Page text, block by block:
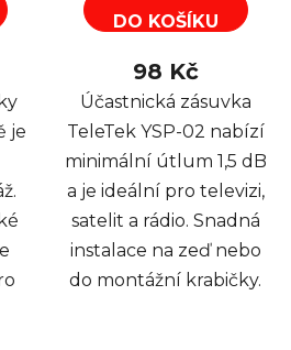
je
DO KOŠÍKU
98 Kč
Účastnická zásuvka
TeleTek YSP-02 nabízí
minimální útlum 1,5 dB
a je ideální pro televizi,
satelit a rádio. Snadná
instalace na zeď nebo
do montážní krabičky.